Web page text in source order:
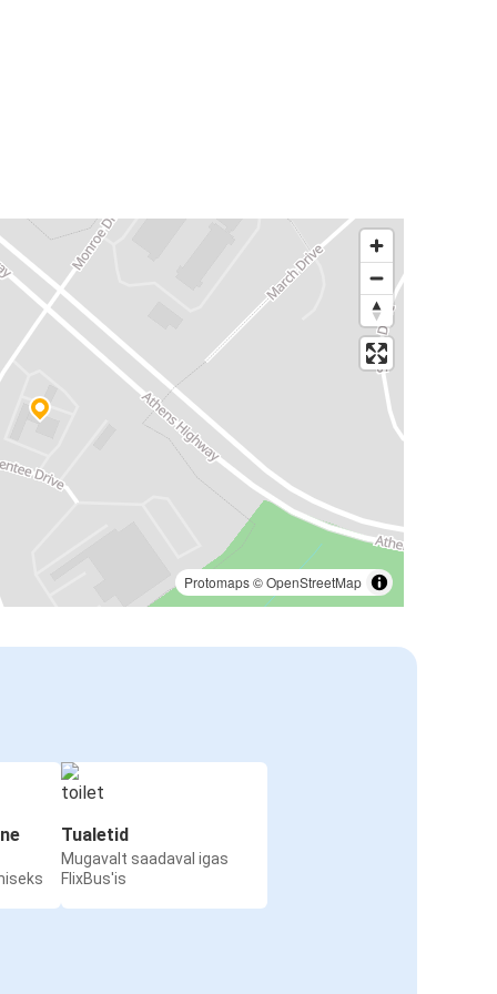
Protomaps©OpenStreetMap
Tualetid
Mugavalt saadaval igas
FlixBus'is